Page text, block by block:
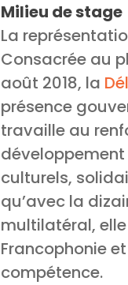
Milieu de stage
La
Consacrée au
août 2018, la
présence
travaille au
culturels,
qu’avec la
multilatéral,
Francophonie
compétence.